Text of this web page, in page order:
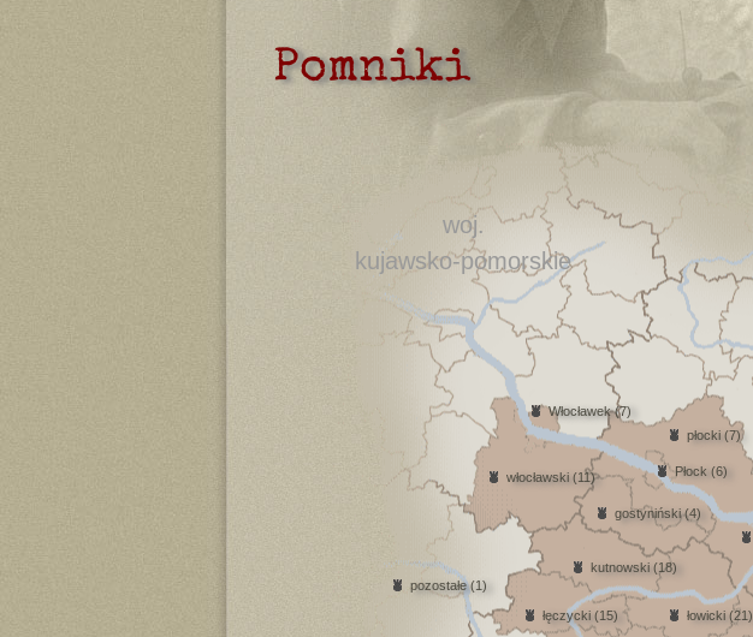
Pomniki
woj.
kujawsko-pomorskie
gostyniński (4)
kutnowski (18)
łęczycki (15) łowicki (21)
Płock (6)
płocki (7)
pozostałe (1)
Włocławek (7)
włocławski (11)